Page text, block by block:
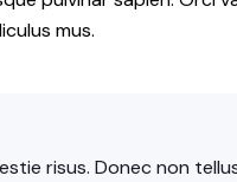
mus.
risus. Donec non